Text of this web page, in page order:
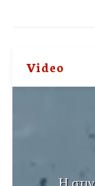
Video
Η